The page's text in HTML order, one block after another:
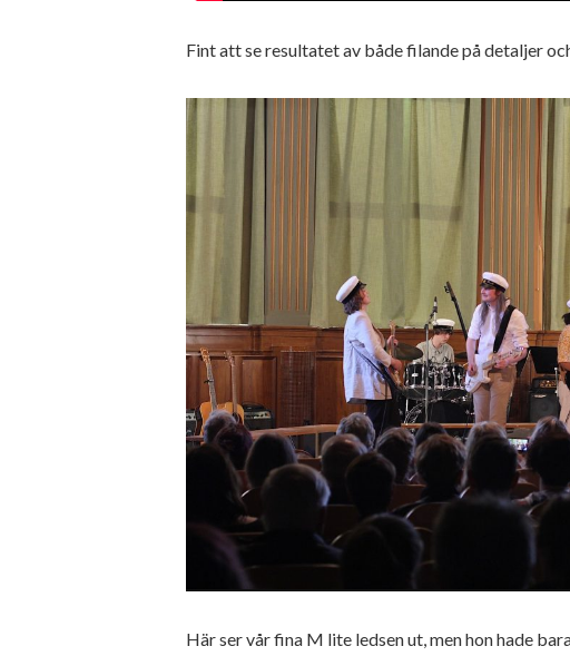
Fint att se resultatet av både filande på detaljer
Här ser vår fina M lite ledsen ut, men hon hade